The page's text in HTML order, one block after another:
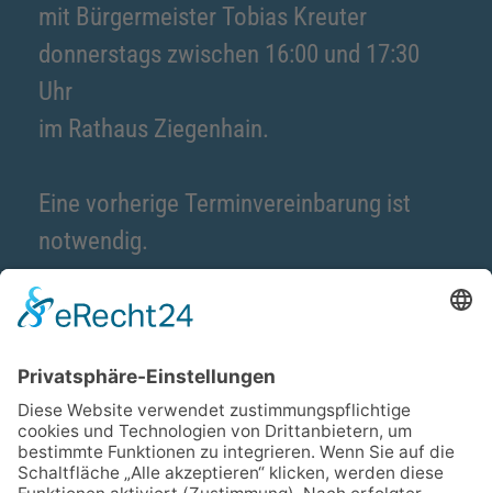
mit Bürgermeister Tobias Kreuter
donnerstags zwischen 16:00 und 17:30
Uhr
im Rathaus Ziegenhain.
Eine vorherige Terminvereinbarung ist
notwendig.
Kontakt
Magistrat der Stadt Schwalmstadt